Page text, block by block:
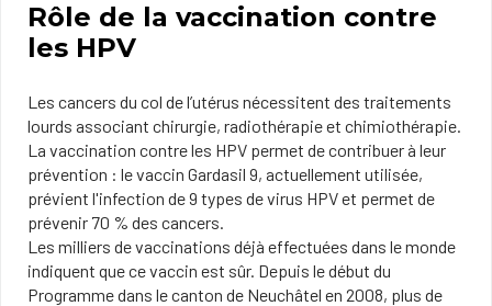
Rôle de la vaccination contre
les HPV
Les cancers du col de l’utérus nécessitent des traitements
lourds associant chirurgie, radiothérapie et chimiothérapie.
La vaccination contre les HPV permet de contribuer à leur
prévention : le vaccin Gardasil 9, actuellement utilisée,
prévient l'infection de 9 types de virus HPV et permet de
prévenir 70 % des cancers.
Les milliers de vaccinations déjà effectuées dans le monde
indiquent que ce vaccin est sûr. Depuis le début du
Programme dans le canton de Neuchâtel en 2008, plus de